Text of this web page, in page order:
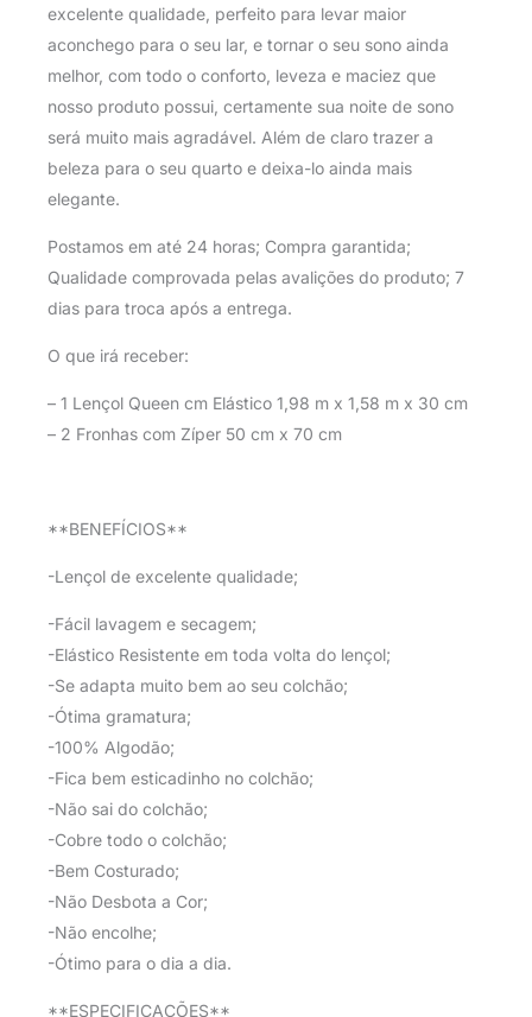
excelente qualidade, perfeito para levar maior
aconchego para o seu lar, e tornar o seu sono ainda
melhor, com todo o conforto, leveza e maciez que
nosso produto possui, certamente sua noite de sono
será muito mais agradável. Além de claro trazer a
beleza para o seu quarto e deixa-lo ainda mais
elegante.
Postamos em até 24 horas; Compra garantida;
Qualidade comprovada pelas avalições do produto; 7
dias para troca após a entrega.
O que irá receber:
– 1 Lençol Queen cm Elástico 1,98 m x 1,58 m x 30 cm
– 2 Fronhas com Zíper 50 cm x 70 cm
**BENEFÍCIOS**
-Lençol de excelente qualidade;
-Fácil lavagem e secagem;
-Elástico Resistente em toda volta do lençol;
-Se adapta muito bem ao seu colchão;
-Ótima gramatura;
-100% Algodão;
-Fica bem esticadinho no colchão;
-Não sai do colchão;
-Cobre todo o colchão;
-Bem Costurado;
-Não Desbota a Cor;
-Não encolhe;
-Ótimo para o dia a dia.
**ESPECIFICAÇÕES**